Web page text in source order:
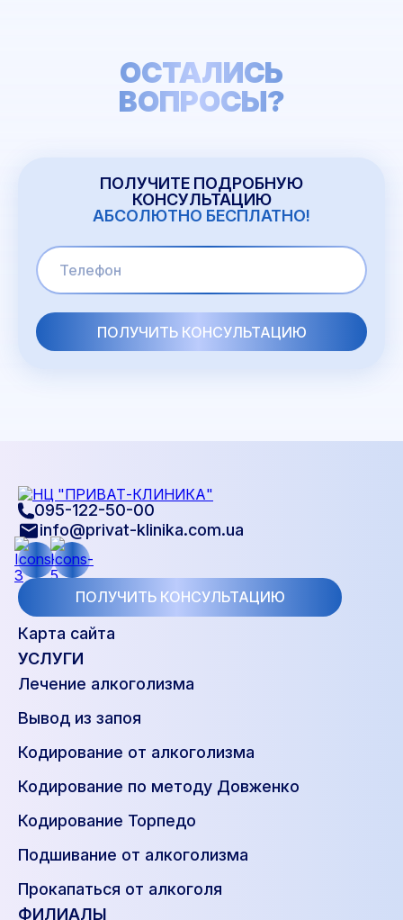
ОСТАЛИСЬ
ВОПРОСЫ?
ПОЛУЧИТЕ ПОДРОБНУЮ
КОНСУЛЬТАЦИЮ
АБСОЛЮТНО БЕСПЛАТНО!
095-122-50-00
info@privat-klinika.com.ua
ПОЛУЧИТЬ КОНСУЛЬТАЦИЮ
Карта сайта
УСЛУГИ
Лечение алкоголизма
Вывод из запоя
Кодирование от алкоголизма
Кодирование по методу Довженко
Кодирование Торпедо
Подшивание от алкоголизма
Прокапаться от алкоголя
ФИЛИАЛЫ